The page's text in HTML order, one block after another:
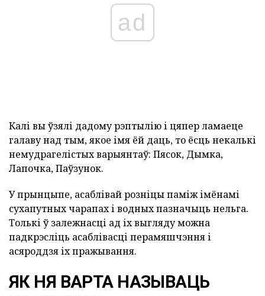
ad
Калі вы ўзялі дадому рэптылію і цяпер ламаеце
галаву над тым, якое імя ёй даць, то ёсць некалькі
немудрагелістых варыянтаў: Пясок, Дымка,
Лапочка, Паўзунок.
У прынцыпе, асаблівай розніцы паміж імёнамі
сухапутных чарапах і водных пазначыць нельга.
Толькі ў залежнасці ад іх выгляду можна
падкрэсліць асаблівасці перамяшчэння і
асяроддзя іх пражывання.
ЯК НЯ ВАРТА НАЗЫВАЦЬ